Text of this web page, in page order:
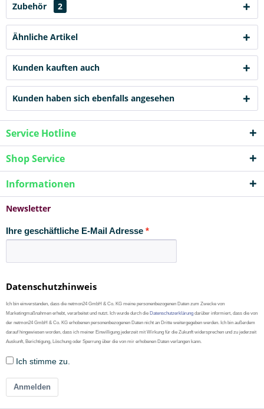
Zubehör 2
Ähnliche Artikel
Kunden kauften auch
Kunden haben sich ebenfalls angesehen
Service Hotline
Shop Service
Informationen
Newsletter
Ihre geschäftliche E-Mail Adresse
Datenschutzhinweis
Ich bin einverstanden, dass die netmon24 GmbH & Co. KG meine personenbezogenen Daten zum Zwecke von
Marketingmaßnahmen erhebt, verarbeitet und nutzt. Ich wurde durch die Datenschutzerklärung darüber informiert, dass die von
der netmon24 GmbH & Co. KG erhobenen personenbezogenen Daten nicht an Dritte weitergegeben werden. Ich bin außerdem
darauf hingewiesen worden, dass ich meiner Einwilligung jederzeit mit Wirkung für die Zukunft widersprechen und zu jederzeit
Auskunft, Berichtigung, Löschung oder Sperrung über die von mir erhobenen Daten verlangen kann.
Ich stimme zu.
Anmelden